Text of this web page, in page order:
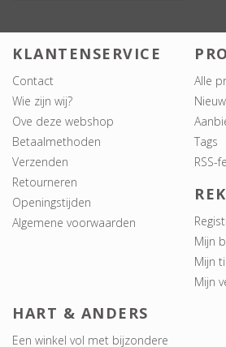
KLANTENSERVICE
Contact
Wie zijn wij?
Ove deze webshop
Betaalmethoden
Verzenden
Retourneren
Openingstijden
Algemene voorwaarden
Alle
Tags
RSS-
Mijn
Mijn
Mijn
HART & ANDERS
Een winkel vol met bijzondere